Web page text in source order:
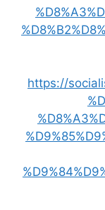
https://